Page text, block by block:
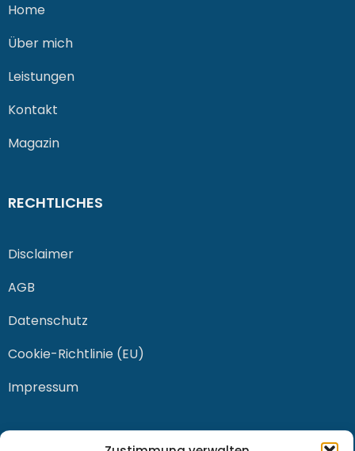
Home
Über mich
Leistungen
Kontakt
Magazin
RECHTLICHES
Disclaimer
AGB
Datenschutz
Cookie-Richtlinie (EU)
Impressum